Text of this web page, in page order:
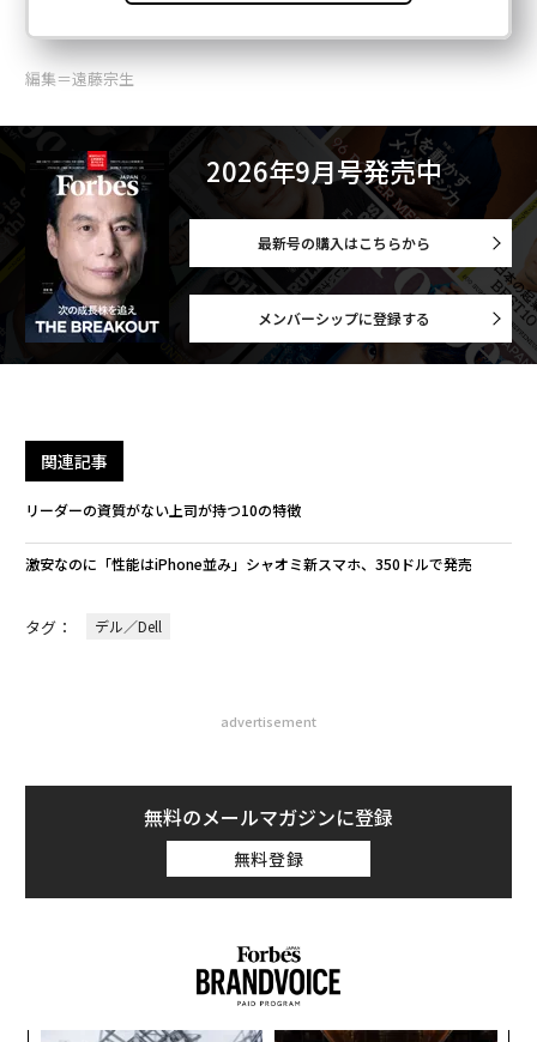
編集＝遠藤宗生
2026年9月号発売中
最新号の購入はこちらから
メンバーシップに登録する
関連記事
リーダーの資質がない上司が持つ10の特徴
激安なのに「性能はiPhone並み」シャオミ新スマホ、350ドルで発売
タグ： デル／Dell
advertisement
無料のメールマガジンに登録
無料登録